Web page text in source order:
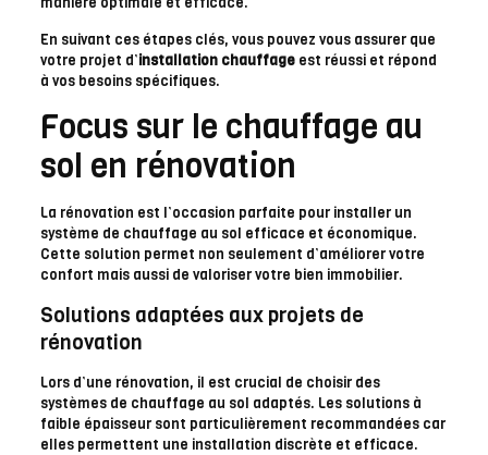
En suivant ces étapes clés, vous pouvez vous assurer que
votre projet d’installation chauffageest réussi et répond
à vos besoins spécifiques.
Focus sur le chauffage au
sol en rénovation
La rénovation est l’occasion parfaite pour installer un
système de chauffage au sol efficace et économique.
Cette solution permet non seulement d’améliorer votre
confort mais aussi de valoriser votre bien immobilier.
Solutions adaptées aux projets de
rénovation
Lors d’une rénovation, il est crucial de choisir des
systèmes de chauffage au sol adaptés. Les solutions à
faible épaisseur sont particulièrement recommandées car
elles permettent une installation discrète et efficace.